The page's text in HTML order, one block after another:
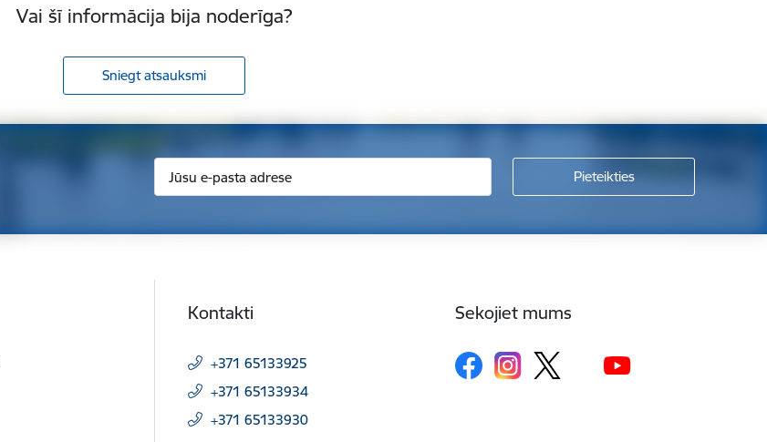
Vai šī informācija bija noderīga?
Sniegt atsauksmi
Kontakti
+371 65133925
+371 65133934
+371 65133930
Sekojiet mums